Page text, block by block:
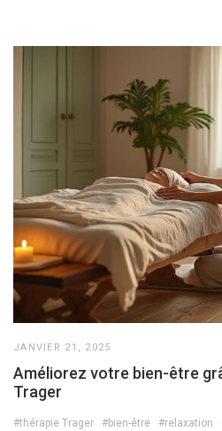
JANVIER 21, 2025
Améliorez votre bien-être
Trager
#thérapie Trager #bien-être #relaxation